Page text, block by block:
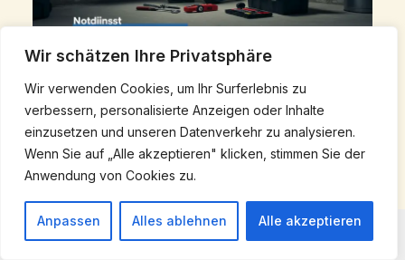
Wir schätzen Ihre Privatsphäre
Wir verwenden Cookies, um Ihr Surferlebnis zu
verbessern, personalisierte Anzeigen oder Inhalte
einzusetzen und unseren Datenverkehr zu analysieren.
Wenn Sie auf „Alle akzeptieren" klicken, stimmen Sie der
Anwendung von Cookies zu.
Anpassen Alles ablehnen Alle akzeptieren
Notdienst Heizung Hannover ab 58 € –
Schnelle Hilfe 24h
September 3, 2025 /Heizungswartung Hannover